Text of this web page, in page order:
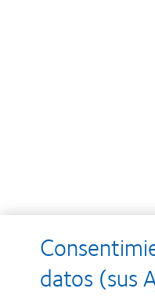
datos (sus